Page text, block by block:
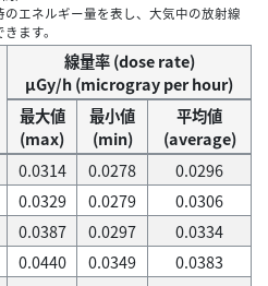
エネルギー量を表し、大気中の放射線
ます。
線量率 (dose rate)
μGy/h (microgray per hour)
最大値
(max)
最小値
(min)
平均値
(average)
0.0314 0.0278
0.0296
0.0329 0.0279
0.0306
0.0387 0.0297
0.0334
0.0440 0.0349
0.0383